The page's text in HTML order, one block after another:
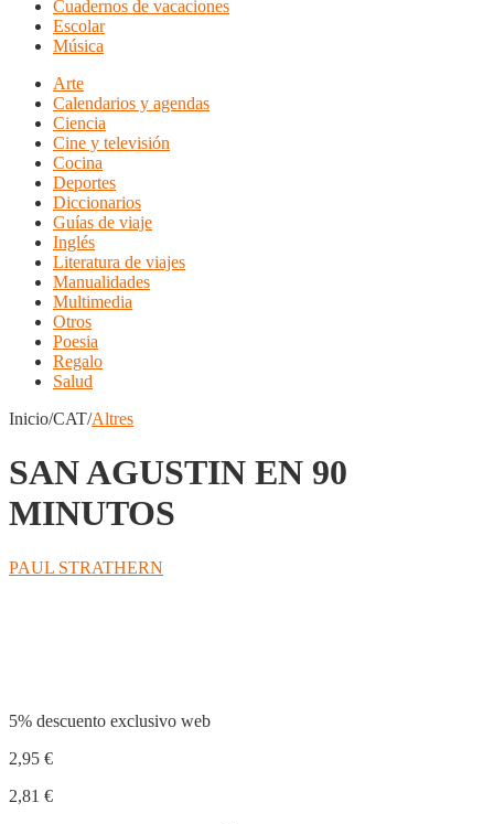
Cuadernos de vacaciones
Escolar
Música
Arte
Calendarios y agendas
Ciencia
Cine y televisión
Cocina
Deportes
Diccionarios
Guías de viaje
Inglés
Literatura de viajes
Manualidades
Multimedia
Otros
Poesia
Regalo
Salud
Inicio/CAT/Altres
SAN AGUSTIN EN 90
MINUTOS
PAUL STRATHERN
5% descuento exclusivo web
2,95 €
2,81 €